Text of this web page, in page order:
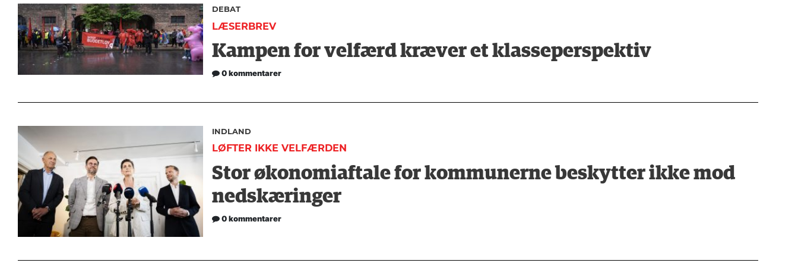
DEBAT
LÆSERBREV
Kampen for velfærd kræver et klasseperspektiv
0 kommentarer
INDLAND
LØFTER IKKE VELFÆRDEN
Stor økonomiaftale for kommunerne beskytter ikke mod
nedskæringer
0 kommentarer